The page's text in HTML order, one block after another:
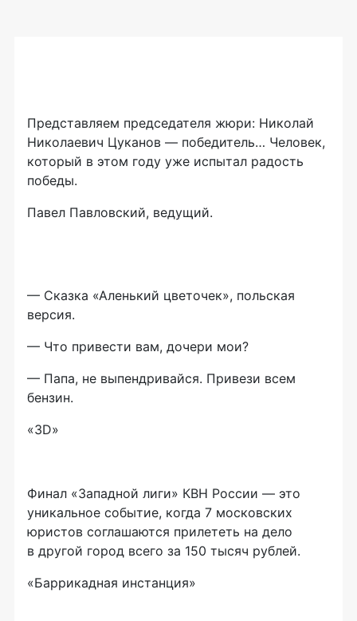
Представляем председателя жюри: Николай
Николаевич Цуканов — победитель… Человек,
который в этом году уже испытал радость
победы.
Павел Павловский, ведущий.
— Сказка «Аленький цветочек», польская
версия.
— Что привести вам, дочери мои?
— Папа, не выпендривайся. Привези всем
бензин.
«3D»
Финал «Западной лиги» КВН России — это
уникальное событие, когда 7 московских
юристов соглашаются прилететь на дело
в другой город всего за 150 тысяч рублей.
«Баррикадная инстанция»